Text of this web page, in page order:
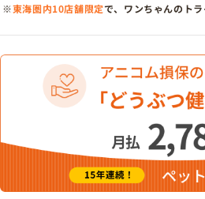
※東海圏内10店舗限定で、ワンちゃんのト